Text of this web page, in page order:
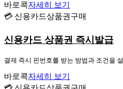
바로콕자세히 보기
💳 신용카드상품권구매
신용카드 상품권 즉시발급
결제 즉시 핀번호를 받는 방법과 조건을
바로콕자세히 보기